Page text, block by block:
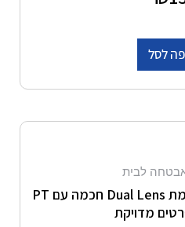
לסל
לבית
Uho‑S3S‑M33D — מצלמת Dual Lens חכמה עם PT
מדויקת